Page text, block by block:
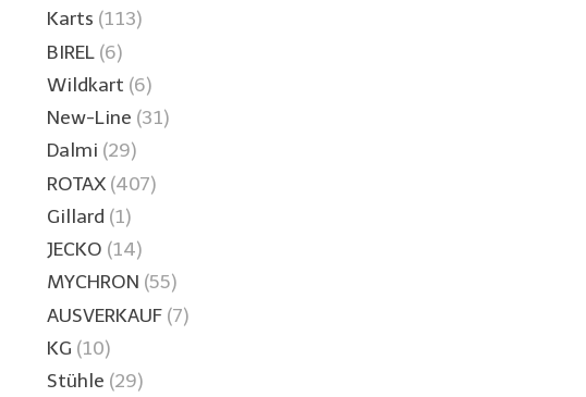
Karts (113)
BIREL (6)
Wildkart (6)
New-Line (31)
Dalmi (29)
ROTAX (407)
Gillard (1)
JECKO (14)
MYCHRON (55)
AUSVERKAUF (7)
KG (10)
Stühle (29)